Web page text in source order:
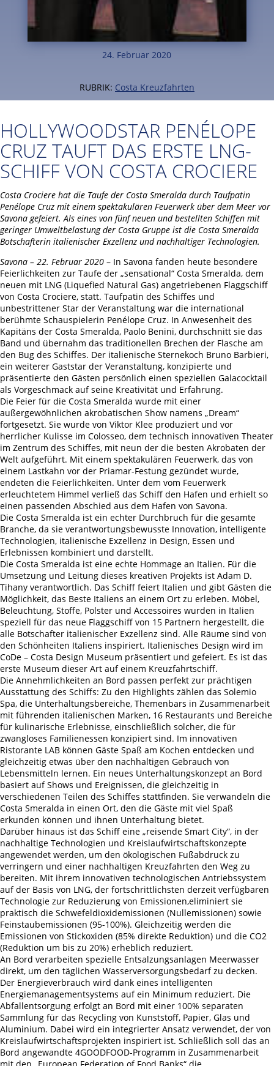
24. Februar 2020
RUBRIK: Costa Kreuzfahrten
HOLLYWOODSTAR PENÉLOPE
CRUZ TAUFT DAS ERSTE LNG-
SCHIFF VON COSTA CROCIERE
Costa Crociere hat die Taufe der Costa Smeralda durch Taufpatin
Penélope Cruz mit einem spektakulären Feuerwerk über dem Meer vor
Savona gefeiert. Als eines von fünf neuen und bestellten Schiffen mit
geringer Umweltbelastung der Costa Gruppe ist die Costa Smeralda
Botschafterin italienischer Exzellenz und nachhaltiger Technologien.
Savona – 22. Februar 2020 – In Savona fanden heute besondere
Feierlichkeiten zur Taufe der „sensational“ Costa Smeralda, dem
neuen mit LNG (Liquefied Natural Gas) angetriebenen Flaggschiff
von Costa Crociere, statt. Taufpatin des Schiffes und
unbestrittener Star der Veranstaltung war die international
berühmte Schauspielerin Penélope Cruz. In Anwesenheit des
Kapitäns der Costa Smeralda, Paolo Benini, durchschnitt sie das
Band und übernahm das traditionellen Brechen der Flasche am
den Bug des Schiffes. Der italienische Sternekoch Bruno Barbieri,
ein weiterer Gaststar der Veranstaltung, konzipierte und
präsentierte den Gästen persönlich einen speziellen Galacocktail
als Vorgeschmack auf seine Kreativität und Erfahrung.
Die Feier für die Costa Smeralda wurde mit einer
außergewöhnlichen akrobatischen Show namens „Dream“
fortgesetzt. Sie wurde von Viktor Klee produziert und vor
herrlicher Kulisse im Colosseo, dem technisch innovativen Theater
im Zentrum des Schiffes, mit neun der die besten Akrobaten der
Welt aufgeführt. Mit einem spektakulären Feuerwerk, das von
einem Lastkahn vor der Priamar-Festung gezündet wurde,
endeten die Feierlichkeiten. Unter dem vom Feuerwerk
erleuchtetem Himmel verließ das Schiff den Hafen und erhielt so
einen passenden Abschied aus dem Hafen von Savona.
Die Costa Smeralda ist ein echter Durchbruch für die gesamte
Branche, da sie verantwortungsbewusste Innovation, intelligente
Technologien, italienische Exzellenz in Design, Essen und
Erlebnissen kombiniert und darstellt.
Die Costa Smeralda ist eine echte Hommage an Italien. Für die
Umsetzung und Leitung dieses kreativen Projekts ist Adam D.
Tihany verantwortlich. Das Schiff feiert Italien und gibt Gästen die
Möglichkeit, das Beste Italiens an einem Ort zu erleben. Möbel,
Beleuchtung, Stoffe, Polster und Accessoires wurden in Italien
speziell für das neue Flaggschiff von 15 Partnern hergestellt, die
alle Botschafter italienischer Exzellenz sind. Alle Räume sind von
den Schönheiten Italiens inspiriert. Italienisches Design wird im
CoDe – Costa Design Museum präsentiert und gefeiert. Es ist das
erste Museum dieser Art auf einem Kreuzfahrtschiff.
Die Annehmlichkeiten an Bord passen perfekt zur prächtigen
Ausstattung des Schiffs: Zu den Highlights zählen das Solemio
Spa, die Unterhaltungsbereiche, Themenbars in Zusammenarbeit
mit führenden italienischen Marken, 16 Restaurants und Bereiche
für kulinarische Erlebnisse, einschließlich solcher, die für
zwangloses Familienessen konzipiert sind. Im innovativen
Ristorante LAB können Gäste Spaß am Kochen entdecken und
gleichzeitig etwas über den nachhaltigen Gebrauch von
Lebensmitteln lernen. Ein neues Unterhaltungskonzept an Bord
basiert auf Shows und Ereignissen, die gleichzeitig in
verschiedenen Teilen des Schiffes stattfinden. Sie verwandeln die
Costa Smeralda in einen Ort, den die Gäste mit viel Spaß
erkunden können und ihnen Unterhaltung bietet.
Darüber hinaus ist das Schiff eine „reisende Smart City“, in der
nachhaltige Technologien und Kreislaufwirtschaftskonzepte
angewendet werden, um den ökologischen Fußabdruck zu
verringern und einer nachhaltigen Kreuzfahrten den Weg zu
bereiten. Mit ihrem innovativen technologischen Antriebssystem
auf der Basis von LNG, der fortschrittlichsten derzeit verfügbaren
Technologie zur Reduzierung von Emissionen,eliminiert sie
praktisch die Schwefeldioxidemissionen (Nullemissionen) sowie
Feinstaubemissionen (95-100%). Gleichzeitig werden die
Emissionen von Stickoxiden (85% direkte Reduktion) und die CO2
(Reduktion um bis zu 20%) erheblich reduziert.
An Bord verarbeiten spezielle Entsalzungsanlagen Meerwasser
direkt, um den täglichen Wasserversorgungsbedarf zu decken.
Der Energieverbrauch wird dank eines intelligenten
Energiemanagementsystems auf ein Minimum reduziert. Die
Abfallentsorgung erfolgt an Bord mit einer 100% separaten
Sammlung für das Recycling von Kunststoff, Papier, Glas und
Aluminium. Dabei wird ein integrierter Ansatz verwendet, der von
Kreislaufwirtschaftsprojekten inspiriert ist. Schließlich soll das an
Bord angewandte 4GOODFOOD-Programm in Zusammenarbeit